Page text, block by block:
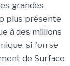
grandes
plus présente
à des millions
si l'on se
de Surface